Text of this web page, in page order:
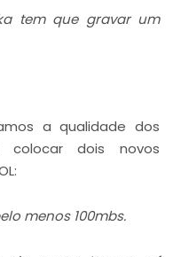
tem que gravar um
a qualidade dos
dois novos
menos 100mbs.